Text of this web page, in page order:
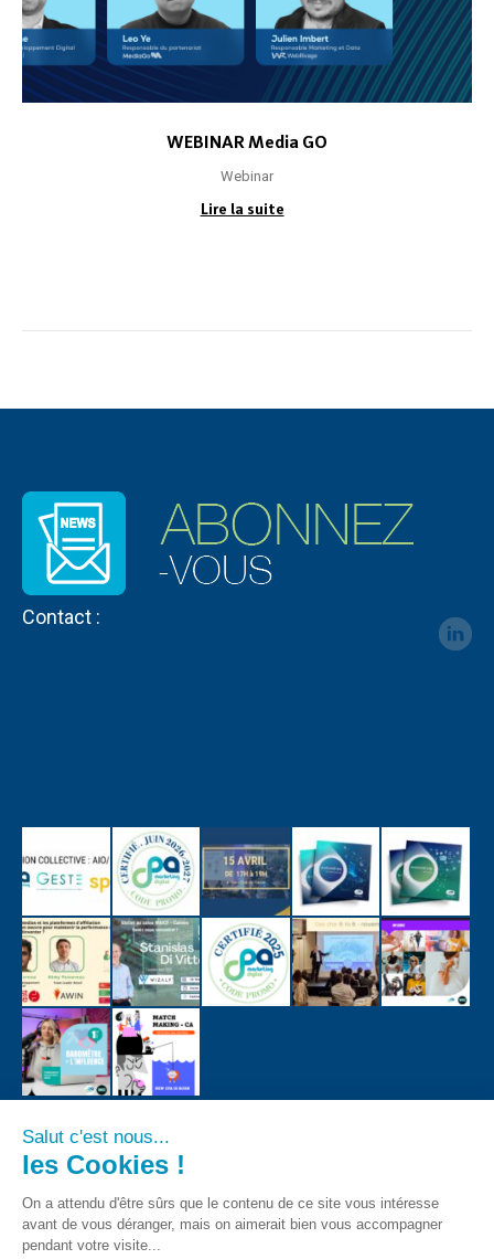
WEBINAR Media GO
Webinar
Lire la suite
Contact :
Salut c'est nous...
les Cookies !
On a attendu d'être sûrs que le contenu de ce site vous intéresse
avant de vous déranger, mais on aimerait bien vous accompagner
pendant votre visite...